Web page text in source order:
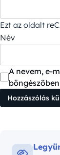
Ezt az oldalt
Név
A nevem, e-